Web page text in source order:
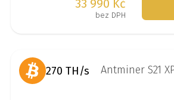
33 990 Kč
bez DPH
270 TH/s